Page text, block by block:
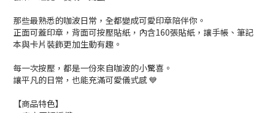
那些最熟悉的咖波日常，全都變成可愛印章陪伴你。
正面可蓋印章，背面可按壓貼紙，內含160張貼紙，讓手帳、筆記
本與卡片裝飾更加生動有趣。
每一次按壓，都是一份來自咖波的小驚喜。
讓平凡的日常，也能充滿可愛儀式感 💙
【商品特色】